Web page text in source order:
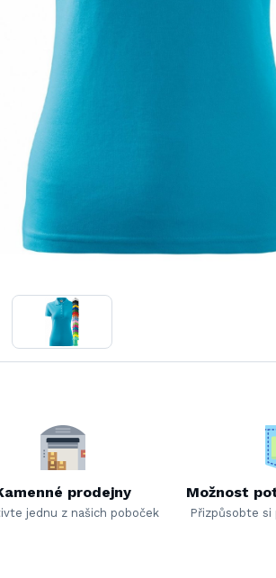
prodejny
jednu z našich poboček
Možnost
Přizpůsobte si